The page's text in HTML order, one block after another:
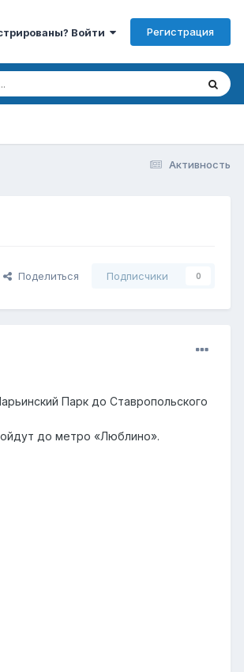
Войти Регистрация
Активность
Поделиться Подписчики 0
Парк до Ставропольского
до метро «Люблино».